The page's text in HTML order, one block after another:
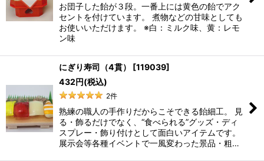
お団子した飴が３段。一番上には黄色の飴でアク
セントを付けています。 煮物などの甘味としても
お使いいただけます。 ※白：ミルク味、黄：レモ
ン味
にぎり寿司（4貫） [119039]
432円(税込)
2件
熟練の職人の手作りだからこそできる飴細工。 見
る・飾るだけでなく、“食べられる”グッズ・ディ
スプレー・飾り付けとして面白いアイテムです。
展示会等各種イベントで一風変わった景品・粗…